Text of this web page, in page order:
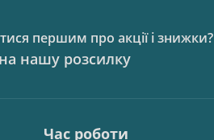
першим про акції і знижки?
нашу розсилку
Час роботи